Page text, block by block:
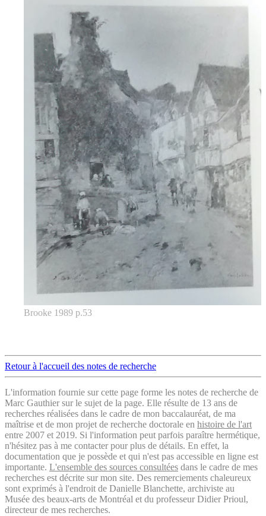
Brooke 1989 p.53
Retour à l'accueil des notes de recherche
L'information fournie sur cette page forme les notes de recherche de
Marc Gauthier sur le sujet de la page. Elle résulte de 13 ans de
recherches réalisées dans le cadre de mon baccalauréat, de ma
maîtrise et de mon projet de recherche doctorale en histoire de l'art
entre 2007 et 2019. Si l'information peut parfois paraître hermétique,
n'hésitez pas à me contacter pour plus de détails. En effet, la
documentation que je possède et qui n'est pas accessible en ligne est
importante. L'ensemble des sources consultées dans le cadre de mes
recherches est décrite sur mon site. Des remerciements chaleureux
sont exprimés à l'endroit de Danielle Blanchette, archiviste au
Musée des beaux-arts de Montréal et du professeur Didier Prioul,
directeur de mes recherches.